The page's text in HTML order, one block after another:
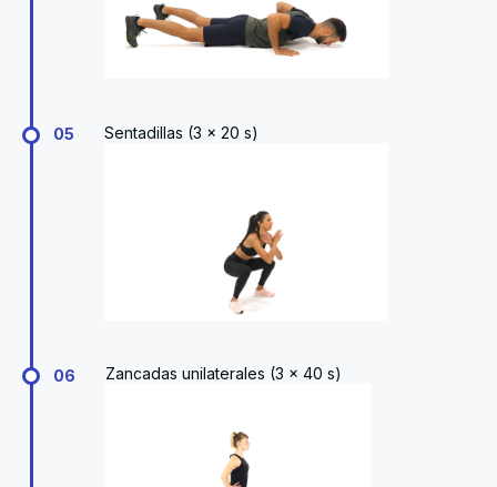
05 Sentadillas (3 x 20 s)
06 Zancadas unilaterales (3 x 40 s)